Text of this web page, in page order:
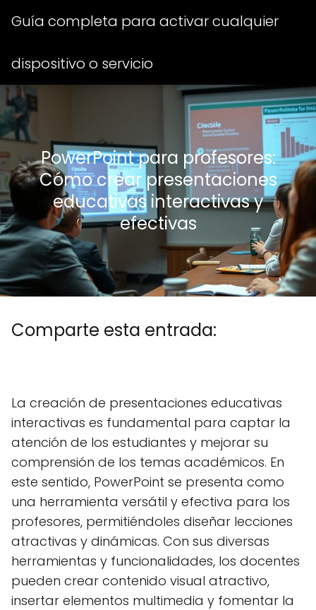
Guía completa para activar cualquier
dispositivo o servicio
PowerPoint para profesores:
Cómo crear presentaciones
educativas interactivas y
efectivas
Comparte esta entrada:
p
r
t
i
r
e
n
w
t
t
e
r
)
p
a
r
t
i
r
e
n
e
b
o
o
k
p
r
t
i
r
e
n
t
r
e
s
t
p
r
t
i
r
e
n
k
d
I
n
p
a
r
r
e
n
i
l
La creación de presentaciones educativas
interactivas es fundamental para captar la
atención de los estudiantes y mejorar su
comprensión de los temas académicos. En
este sentido, PowerPoint se presenta como
una herramienta versátil y efectiva para los
profesores, permitiéndoles diseñar lecciones
atractivas y dinámicas. Con sus diversas
herramientas y funcionalidades, los docentes
pueden crear contenido visual atractivo,
insertar elementos multimedia y fomentar la